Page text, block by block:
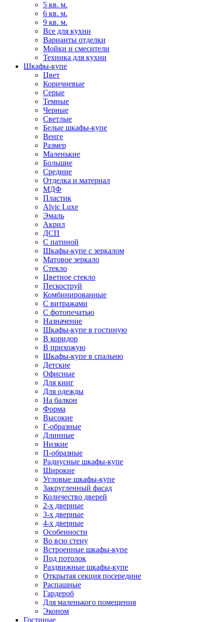
5 кв. м.
6 кв. м.
9 кв. м.
Все для кухни
Варианты отделки
Мойки и смесители
Техника для кухни
Шкафы-купе
Цвет
Коричневые
Серые
Темные
Черные
Светлые
Белые шкафы-купе
Венге
Размер
Маленькие
Большие
Средние
Отделка и материал
МДФ
Пластик
Alvic Luxe
Эмаль
Акрил
ДСП
С патиной
Шкафы-купе с зеркалом
Матовое зеркало
Стекло
Цветное стекло
Пескоструй
Комбинированные
С витражами
С фотопечатью
Назначение
Шкафы-купе в гостиную
В коридор
В прихожую
Шкафы-купе в спальню
Детские
Офисные
Для книг
Для одежды
На балкон
Форма
Высокие
Г-образные
Длинные
Низкие
П-образные
Радиусные шкафы-купе
Широкие
Угловые шкафы-купе
Закругленный фасад
Количество дверей
2-х дверные
3-х дверные
4-х дверные
Особенности
Во всю стену
Встроенные шкафы-купе
Под потолок
Раздвижные шкафы-купе
Открытая секция посередине
Распашные
Гардероб
Для маленького помещения
Эконом
Гостиные